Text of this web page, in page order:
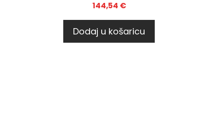
144,54 €
Dodaj u košaricu